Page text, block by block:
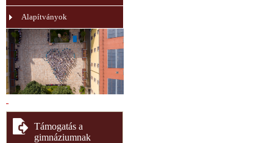
Alapítványok
Támogatás a
gimnáziumnak